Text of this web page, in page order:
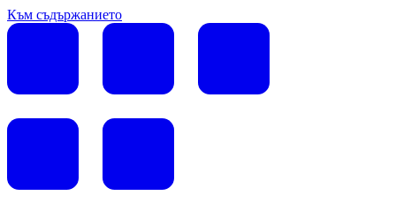
Към съдържанието